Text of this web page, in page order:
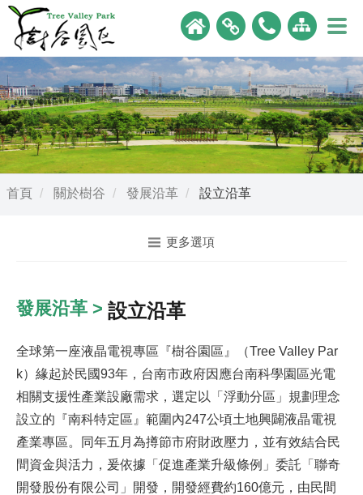
首頁 關於樹谷 發展沿革 設立沿革
更多選項
發展沿革 > 設立沿革
全球第一座液晶電視專區『樹谷園區』（Tree Valley Par
k）緣起於民國93年，台南市政府因應台南科學園區光電
相關支援性產業設廠需求，選定以「浮動分區」規劃理念
設立的『南科特定區』範圍內247公頃土地興闢液晶電視
產業專區。同年五月為撙節市府財政壓力，並有效結合民
間資金與活力，爰依據「促進產業升級條例」委託「聯奇
開發股份有限公司」開發，開發經費約160億元，由民間